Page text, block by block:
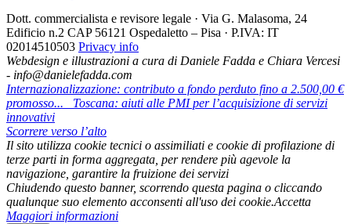
Dott. commercialista e revisore legale · Via G. Malasoma, 24
Edificio n.2 CAP 56121 Ospedaletto – Pisa · P.IVA: IT
02014510503 Privacy info
Webdesign e illustrazioni a cura di Daniele Fadda e Chiara Vercesi
- info@danielefadda.com
Internazionalizzazione: contributo a fondo perduto fino a 2.500,00 €
promosso...
Toscana: aiuti alle PMI per l’acquisizione di servizi
innovativi
Scorrere verso l’alto
Il sito utilizza cookie tecnici o assimiliati e cookie di profilazione di
terze parti in forma aggregata, per rendere più agevole la
navigazione, garantire la fruizione dei servizi
Chiudendo questo banner, scorrendo questa pagina o cliccando
qualunque suo elemento acconsenti all'uso dei cookie.Accetta
Maggiori informazioni